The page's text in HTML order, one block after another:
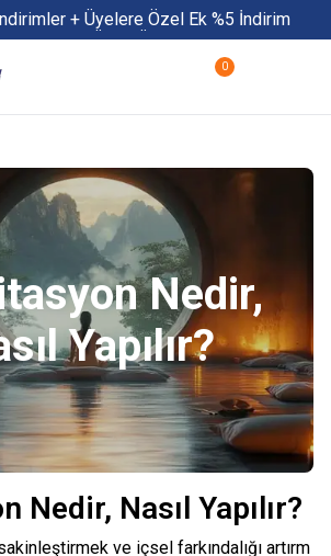
+ Üyelere Özel Ek %5 İndirim
500 TL ve Üzeri Ücretsiz Kargo
Özel Fırsatlar Başladı
0
Nedir,
Yapılır?
Nedir, Nasıl Yapılır?
ve içsel farkındalığı artırm